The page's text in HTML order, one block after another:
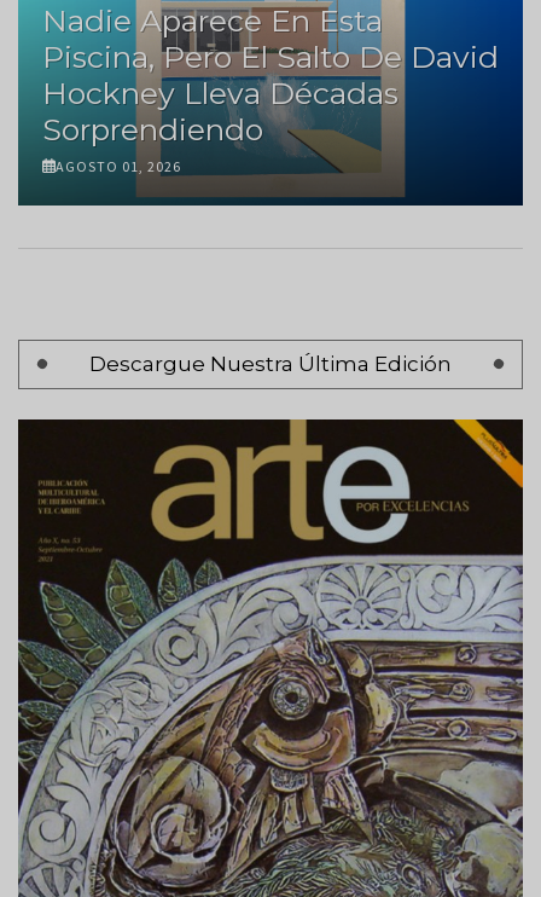
Aparece En Esta
Pero El Salto De David
Lleva Décadas
01, 2026
Descargue Nuestra Última Edición
Paginación
página
Siguiente >